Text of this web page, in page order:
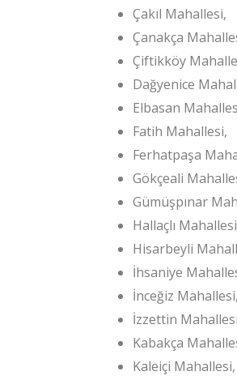
Çakıl Mahallesi,
Çanakça
Çiftikköy
Dağyenice
Elbasan
Fatih Mahallesi,
Ferhatpaşa
Gökçeali
Gümüşpınar
Hallaçlı
Hisarbeyli
İhsaniye
İnceğiz Mahallesi,
İzzettin
Kabakça
Kaleiçi Mahallesi,